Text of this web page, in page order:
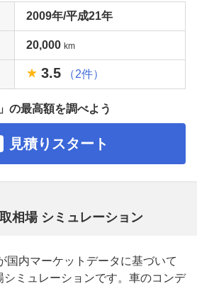
2009年/平成21年
20,000 km
3.5 （2件）
の最高額を調べよう
見積りスタート
相場 シミュレーション
国内マーケットデータに基づいて
ミュレーションです。車のコンデ